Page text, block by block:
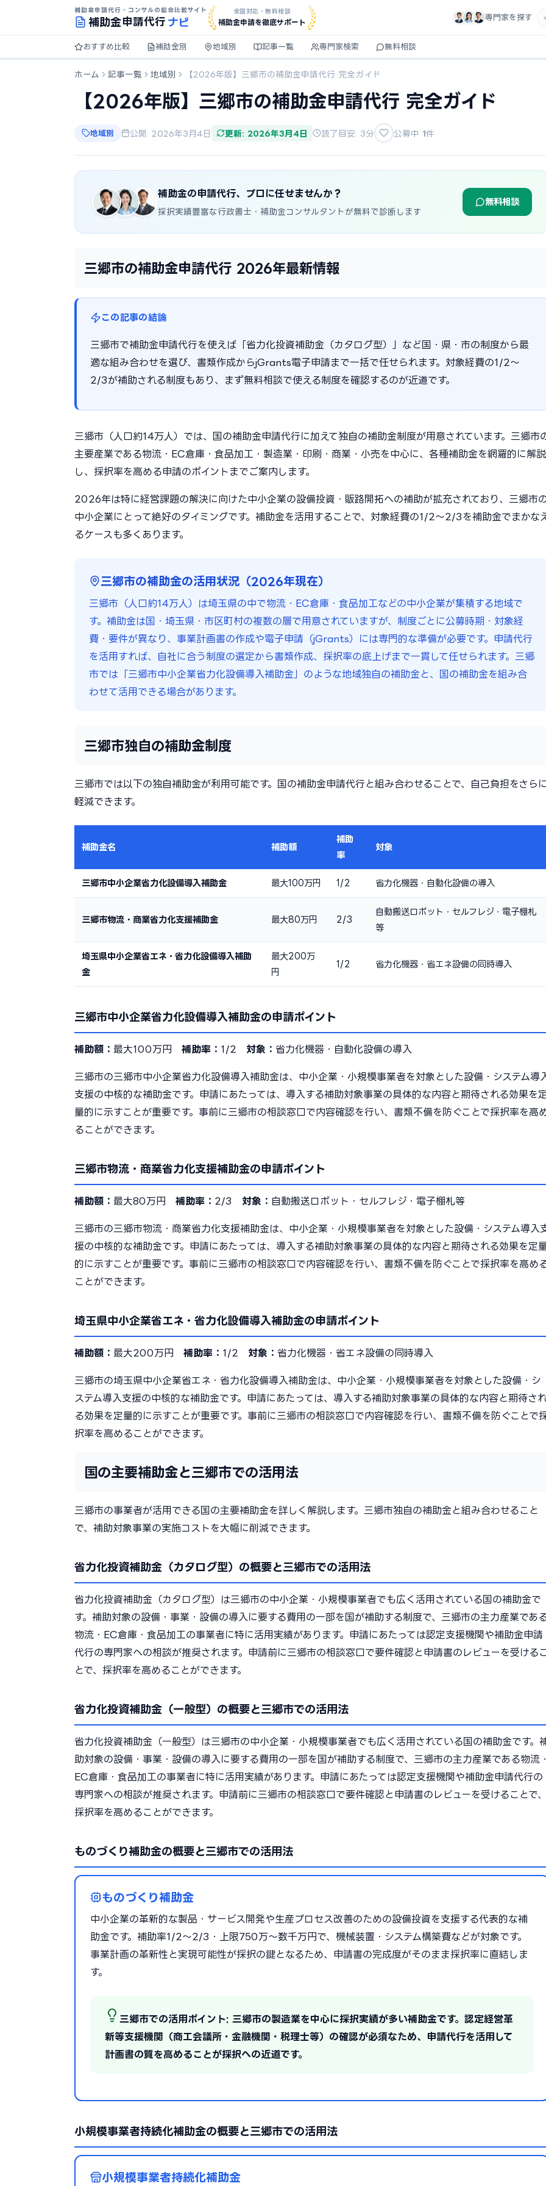
補助金申請代行・コンサルの総合比較サイト
補助金申請代行 ナビ
全国対応・無料相談
補助金申請を徹底サポート
専門家を探す
おすすめ比較 補助金別 地域別 記事一覧 専門家検索 無料相談
ホーム 記事一覧 地域別 【2026年版】三郷市の補助金申請代行 完全ガイド
【2026年版】三郷市の補助金申請代行 完全ガイド
地域別 公開: 2026年3月4日 更新: 2026年3月4日 読了目安: 3分 公募中 1件
補助金の申請代行、プロに任せませんか？
採択実績豊富な行政書士・補助金コンサルタントが無料で診断します
無料相談
三郷市の補助金申請代行 2026年最新情報
この記事の結論
三郷市で補助金申請代行を使えば「省力化投資補助金（カタログ型）」など国・県・市の制度から最
適な組み合わせを選び、書類作成からjGrants電子申請まで一括で任せられます。対象経費の1/2〜
2/3が補助される制度もあり、まず無料相談で使える制度を確認するのが近道です。
三郷市（人口約14万人）では、国の補助金申請代行に加えて独自の補助金制度が用意されています。三郷市
主要産業である物流・EC倉庫・食品加工・製造業・印刷・商業・小売を中心に、各種補助金を網羅的に解説
し、採択率を高める申請のポイントまでご案内します。
2026年は特に経営課題の解決に向けた中小企業の設備投資・販路開拓への補助が拡充されており、三郷市
中小企業にとって絶好のタイミングです。補助金を活用することで、対象経費の1/2〜2/3を補助金でまかな
るケースも多くあります。
三郷市の補助金の活用状況（2026年現在）
三郷市（人口約14万人）は埼玉県の中で物流・EC倉庫・食品加工などの中小企業が集積する地域で
す。補助金は国・埼玉県・市区町村の複数の層で用意されていますが、制度ごとに公募時期・対象経
費・要件が異なり、事業計画書の作成や電子申請（jGrants）には専門的な準備が必要です。申請代行
を活用すれば、自社に合う制度の選定から書類作成、採択率の底上げまで一貫して任せられます。三郷
市では「三郷市中小企業省力化設備導入補助金」のような地域独自の補助金と、国の補助金を組み合
わせて活用できる場合があります。
三郷市独自の補助金制度
三郷市では以下の独自補助金が利用可能です。国の補助金申請代行と組み合わせることで、自己負担をさらに
軽減できます。
補助金名 補助額
補助
率
対象
三郷市中小企業省力化設備導入補助金 最大100万円 1/2 省力化機器・自動化設備の導入
三郷市物流・商業省力化支援補助金 最大80万円 2/3
自動搬送ロボット・セルフレジ・電子棚札
等
埼玉県中小企業省エネ・省力化設備導入補助
金
最大200万
円
1/2 省力化機器・省エネ設備の同時導入
三郷市中小企業省力化設備導入補助金の申請ポイント
補助額： 最大100万円 補助率： 1/2 対象： 省力化機器・自動化設備の導入
三郷市の三郷市中小企業省力化設備導入補助金は、中小企業・小規模事業者を対象とした設備・システム導
支援の中核的な補助金です。申請にあたっては、導入する補助対象事業の具体的な内容と期待される効果を
量的に示すことが重要です。事前に三郷市の相談窓口で内容確認を行い、書類不備を防ぐことで採択率を高
ることができます。
三郷市物流・商業省力化支援補助金の申請ポイント
補助額： 最大80万円 補助率： 2/3 対象： 自動搬送ロボット・セルフレジ・電子棚札等
三郷市の三郷市物流・商業省力化支援補助金は、中小企業・小規模事業者を対象とした設備・システム導入
援の中核的な補助金です。申請にあたっては、導入する補助対象事業の具体的な内容と期待される効果を定
的に示すことが重要です。事前に三郷市の相談窓口で内容確認を行い、書類不備を防ぐことで採択率を高め
ことができます。
埼玉県中小企業省エネ・省力化設備導入補助金の申請ポイント
補助額： 最大200万円 補助率： 1/2 対象： 省力化機器・省エネ設備の同時導入
三郷市の埼玉県中小企業省エネ・省力化設備導入補助金は、中小企業・小規模事業者を対象とした設備・シ
ステム導入支援の中核的な補助金です。申請にあたっては、導入する補助対象事業の具体的な内容と期待さ
る効果を定量的に示すことが重要です。事前に三郷市の相談窓口で内容確認を行い、書類不備を防ぐことで
択率を高めることができます。
国の主要補助金と三郷市での活用法
三郷市の事業者が活用できる国の主要補助金を詳しく解説します。三郷市独自の補助金と組み合わせること
で、補助対象事業の実施コストを大幅に削減できます。
省力化投資補助金（カタログ型）の概要と三郷市での活用法
省力化投資補助金（カタログ型）は三郷市の中小企業・小規模事業者でも広く活用されている国の補助金で
す。補助対象の設備・事業・設備の導入に要する費用の一部を国が補助する制度で、三郷市の主力産業であ
物流・EC倉庫・食品加工の事業者に特に活用実績があります。申請にあたっては認定支援機関や補助金申請
代行の専門家への相談が推奨されます。申請前に三郷市の相談窓口で要件確認と申請書のレビューを受ける
とで、採択率を高めることができます。
省力化投資補助金（一般型）の概要と三郷市での活用法
省力化投資補助金（一般型）は三郷市の中小企業・小規模事業者でも広く活用されている国の補助金です。
助対象の設備・事業・設備の導入に要する費用の一部を国が補助する制度で、三郷市の主力産業である物流・
EC倉庫・食品加工の事業者に特に活用実績があります。申請にあたっては認定支援機関や補助金申請代行の
専門家への相談が推奨されます。申請前に三郷市の相談窓口で要件確認と申請書のレビューを受けることで、
採択率を高めることができます。
ものづくり補助金の概要と三郷市での活用法
ものづくり補助金
中小企業の革新的な製品・サービス開発や生産プロセス改善のための設備投資を支援する代表的な補
助金です。補助率1/2〜2/3・上限750万〜数千万円で、機械装置・システム構築費などが対象です。
事業計画の革新性と実現可能性が採択の鍵となるため、申請書の完成度がそのまま採択率に直結しま
す。
三郷市での活用ポイント: 三郷市の製造業を中心に採択実績が多い補助金です。認定経営革
新等支援機関（商工会議所・金融機関・税理士等）の確認が必須なため、申請代行を活用して
計画書の質を高めることが採択への近道です。
小規模事業者持続化補助金の概要と三郷市での活用法
小規模事業者持続化補助金